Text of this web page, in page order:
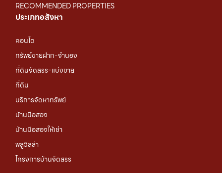
RECOMMENDED PROPERTIES
ประเภทอสังหา
คอนโด
ทรัพย์ขายฝาก-จำนอง
ที่ดินจัดสรร-แบ่งขาย
ที่ดิน
บริการจัดหาทรัพย์
บ้านมือสอง
บ้านมือสองให้เช่า
พลูวิลล่า
โครงการบ้านจัดสรร